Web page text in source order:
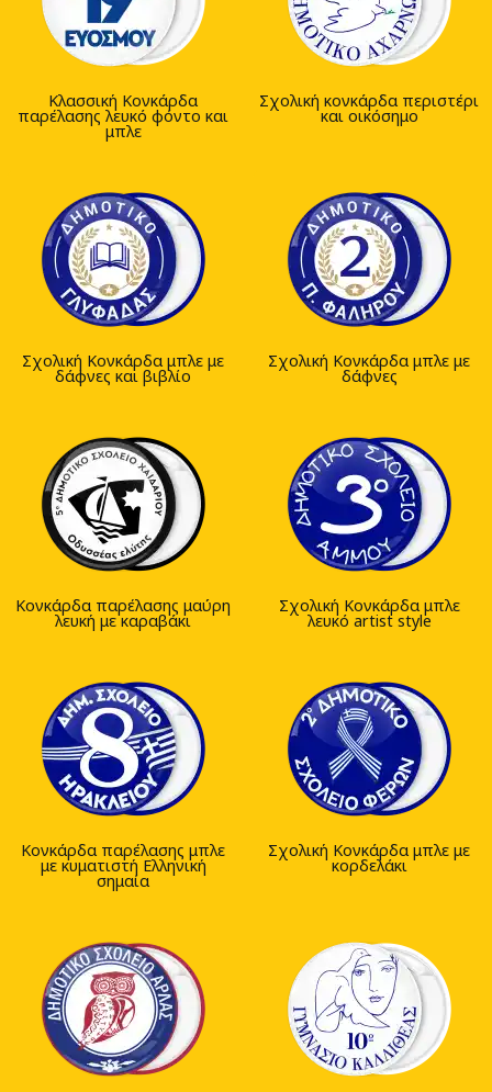
Κλασσική Κονκάρδα
παρέλασης λευκό φόντο και
μπλε
Σχολική κονκάρδα περιστέρι
και οικόσημο
Σχολική Κονκάρδα μπλε με
δάφνες και βιβλίο
Σχολική Κονκάρδα μπλε με
δάφνες
Κονκάρδα παρέλασης μαύρη
λευκή με καραβάκι
Σχολική Κονκάρδα μπλε
λευκό artist style
Κονκάρδα παρέλασης μπλε
με κυματιστή Ελληνική
σημαία
Σχολική Κονκάρδα μπλε με
κορδελάκι